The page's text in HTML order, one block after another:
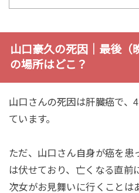
山口豪久の死因｜最後（
の場所はどこ？
山口さんの死因は肝臓癌で、
ています。
ただ、山口さん自身が癌を患
は伏せており、亡くなる直前
次女がお見舞いに行くことは